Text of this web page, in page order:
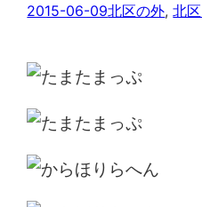
2015-06-09北区の外, 北